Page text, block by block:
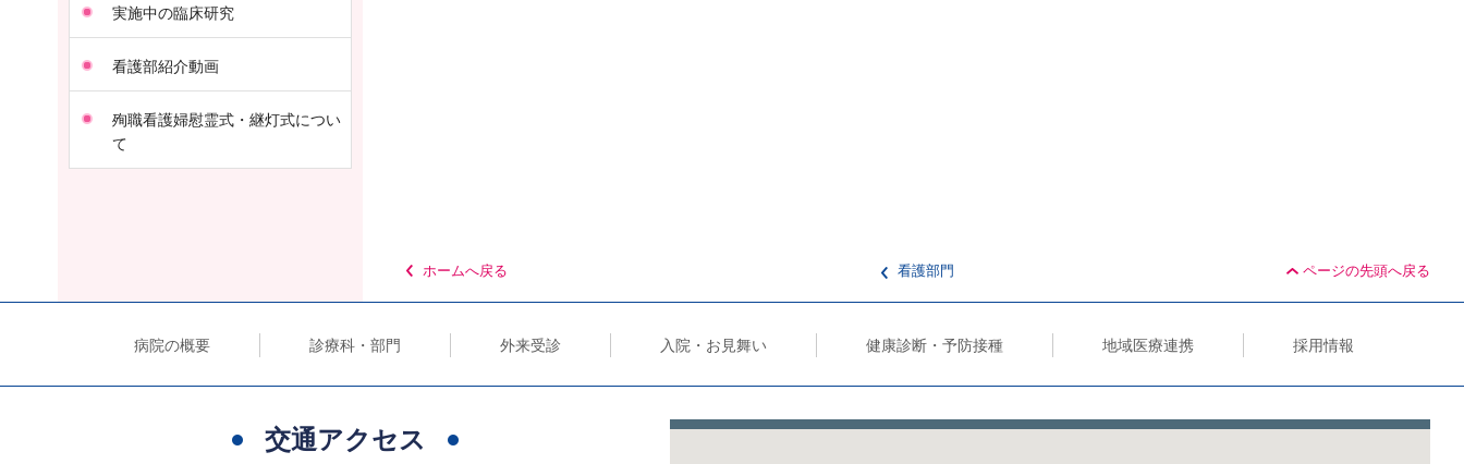
実施中の臨床研究
看護部紹介動画
殉職看護婦慰霊式・継灯式につい
て
看護部門
ホームへ戻る ページの先頭へ戻る
病院の概要 診療科・部門 外来受診 入院・お見舞い 健康診断・予防接種 地域医療連携 採用情報
交通アクセス